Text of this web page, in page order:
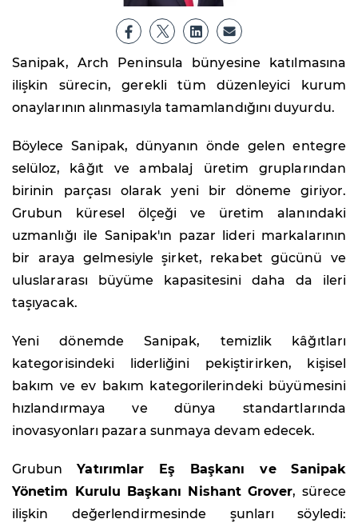
Sanipak, Arch Peninsula bünyesine katılmasına
ilişkin sürecin, gerekli tüm düzenleyici kurum
onaylarının alınmasıyla tamamlandığını duyurdu.
Böylece Sanipak, dünyanın önde gelen entegre
selüloz, kâğıt ve ambalaj üretim gruplarından
birinin parçası olarak yeni bir döneme giriyor.
Grubun küresel ölçeği ve üretim alanındaki
uzmanlığı ile Sanipak'ın pazar lideri markalarının
bir araya gelmesiyle şirket, rekabet gücünü ve
uluslararası büyüme kapasitesini daha da ileri
taşıyacak.
Yeni dönemde Sanipak, temizlik kâğıtları
kategorisindeki liderliğini pekiştirirken, kişisel
bakım ve ev bakım kategorilerindeki büyümesini
hızlandırmaya ve dünya standartlarında
inovasyonları pazara sunmaya devam edecek.
GrubunYatırımlar Eş Başkanı ve Sanipak
Yönetim Kurulu Başkanı Nishant Grover, sürece
ilişkin değerlendirmesinde şunları söyledi: